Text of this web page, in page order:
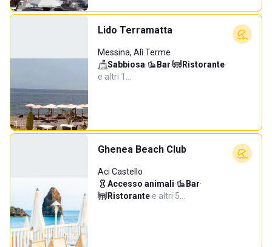
Lido Terramatta
Messina, Alì Terme
Sabbiosa· Bar· Ristorante·
e altri 1…
Ghenea Beach Club
Aci Castello
Accesso animali· Bar·
Ristorante·e altri 5…